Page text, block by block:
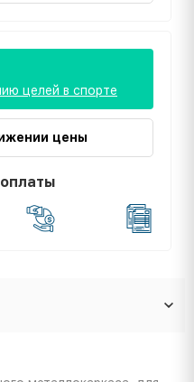
целей в спорте
цены